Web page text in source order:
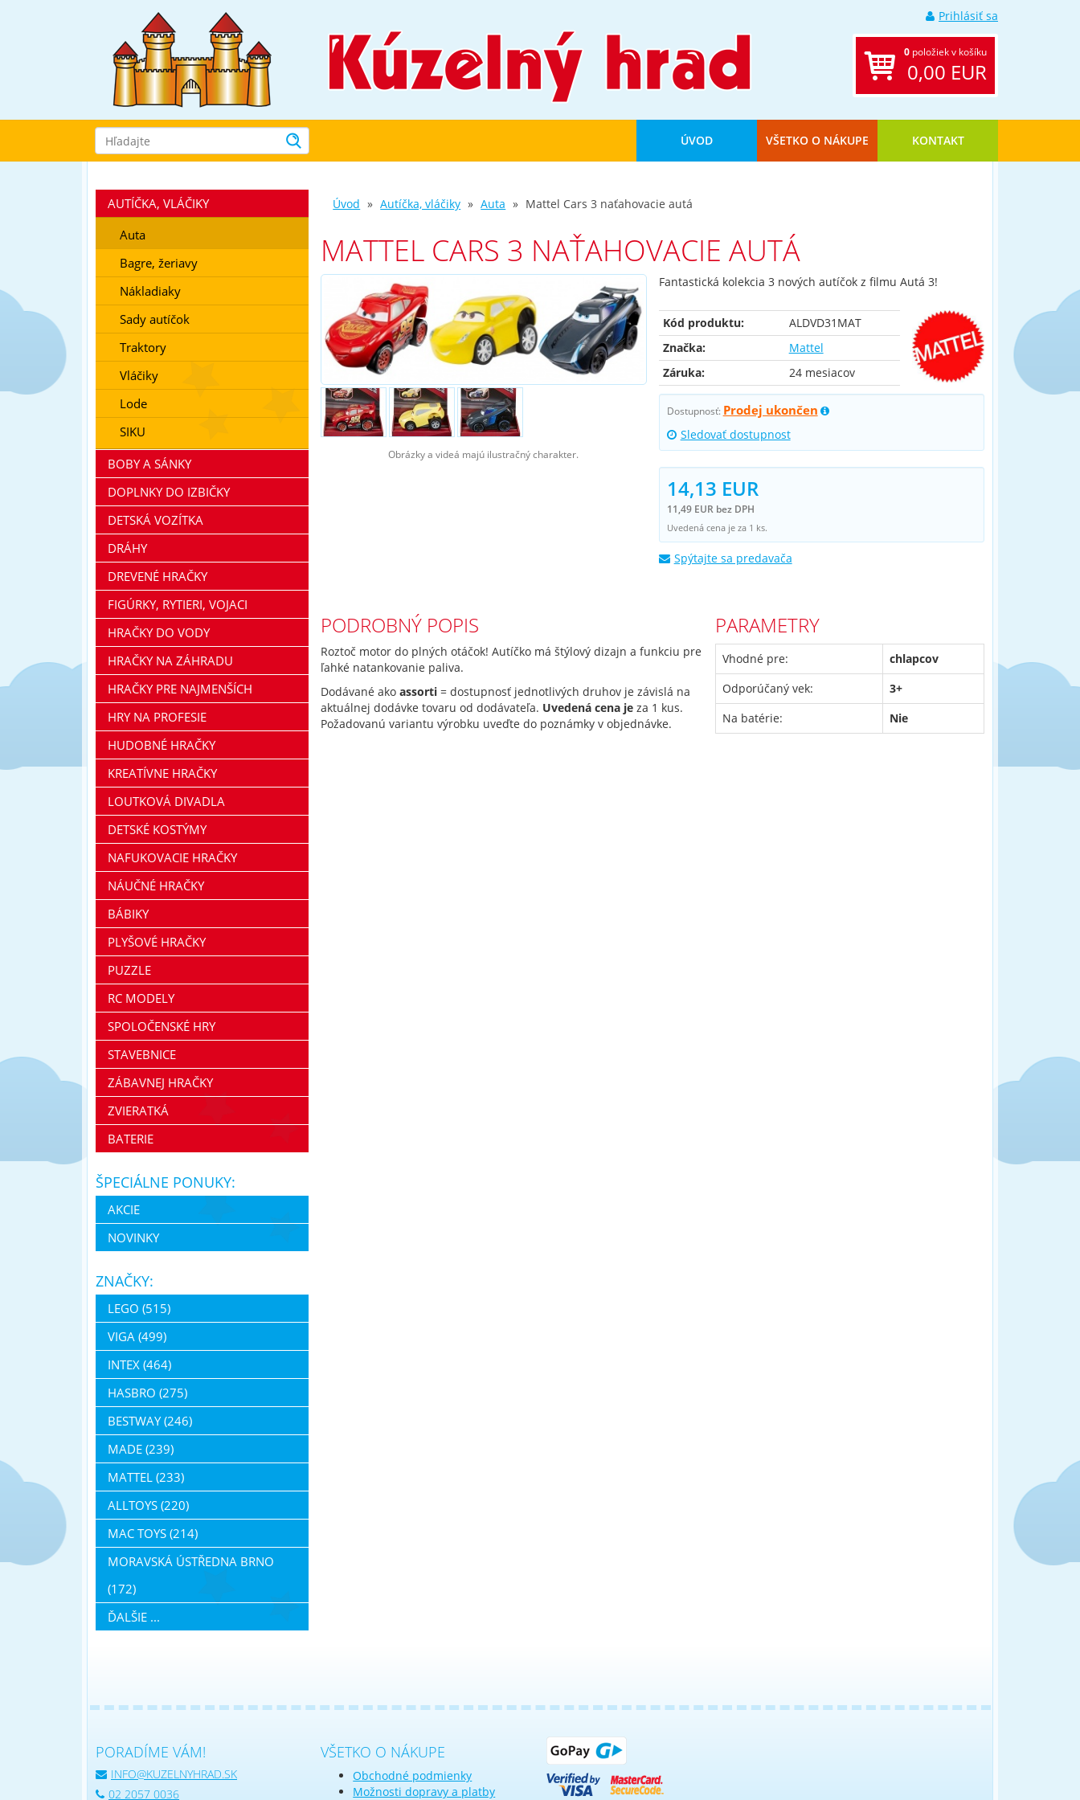
k
Prihlásiť sa
0 položiek v košíku
0,00 EUR
ÚVOD VŠETKO O NÁKUPE KONTAKT
Úvod Autíčka, vláčiky Auta Mattel Cars 3 naťahovacie autá
MATTEL CARS 3 NAŤAHOVACIE AUTÁ
Obrázky a videá majú ilustračný charakter.
Fantastická kolekcia 3 nových autíčok z filmu Autá 3!
Kód produktu:
ALDVD31MAT
Značka:
Mattel
Záruka:
24 mesiacov
Dostupnosť: Prodej ukončen
Sledovať dostupnost
14,13 EUR
11,49 EUR bez DPH
Uvedená cena je za 1 ks.
Spýtajte sa predavača
PODROBNÝ POPIS
Roztoč motor do plných otáčok! Autíčko má štýlový dizajn a funkciu pre
ľahké natankovanie paliva.
Dodávané akoassorti = dostupnosť jednotlivých druhov je závislá na
aktuálnej dodávke tovaru od dodávateľa. Uvedená cena je za 1 kus.
Požadovanú variantu výrobku uveďte do poznámky v objednávke.
PARAMETRY
Vhodné pre:
chlapcov
Odporúčaný vek:
3+
Na batérie:
Nie
AUTÍČKA, VLÁČIKY
Auta
Bagre, žeriavy
Nákladiaky
Sady autíčok
Traktory
Vláčiky
Lode
SIKU
BOBY A SÁNKY
DOPLNKY DO IZBIČKY
DETSKÁ VOZÍTKA
DRÁHY
DREVENÉ HRAČKY
FIGÚRKY, RYTIERI, VOJACI
HRAČKY DO VODY
HRAČKY NA ZÁHRADU
HRAČKY PRE NAJMENŠÍCH
HRY NA PROFESIE
HUDOBNÉ HRAČKY
KREATÍVNE HRAČKY
LOUTKOVÁ DIVADLA
DETSKÉ KOSTÝMY
NAFUKOVACIE HRAČKY
NÁUČNÉ HRAČKY
BÁBIKY
PLYŠOVÉ HRAČKY
PUZZLE
RC MODELY
SPOLOČENSKÉ HRY
STAVEBNICE
ZÁBAVNEJ HRAČKY
ZVIERATKÁ
BATERIE
ŠPECIÁLNE PONUKY:
AKCIE
NOVINKY
ZNAČKY:
LEGO (515)
VIGA (499)
INTEX (464)
HASBRO (275)
BESTWAY (246)
MADE (239)
MATTEL (233)
ALLTOYS (220)
MAC TOYS (214)
MORAVSKÁ ÚSTŘEDNA BRNO
(172)
ĎALŠIE ...
PORADÍME VÁM!
INFO@KUZELNYHRAD.SK
02 2057 0036
VŠETKO O NÁKUPE
Obchodné podmienky
Možnosti dopravy a platby